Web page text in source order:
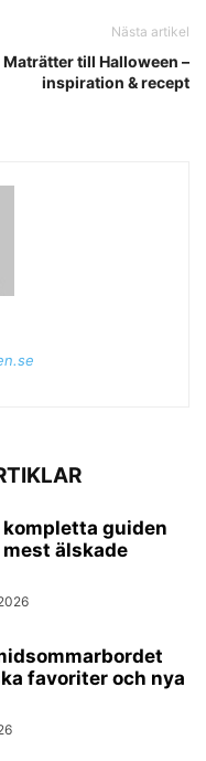
Nästa artikel
Maträtter till Halloween –
inspiration & recept
kompletta guiden
älskade
favoriter och nya